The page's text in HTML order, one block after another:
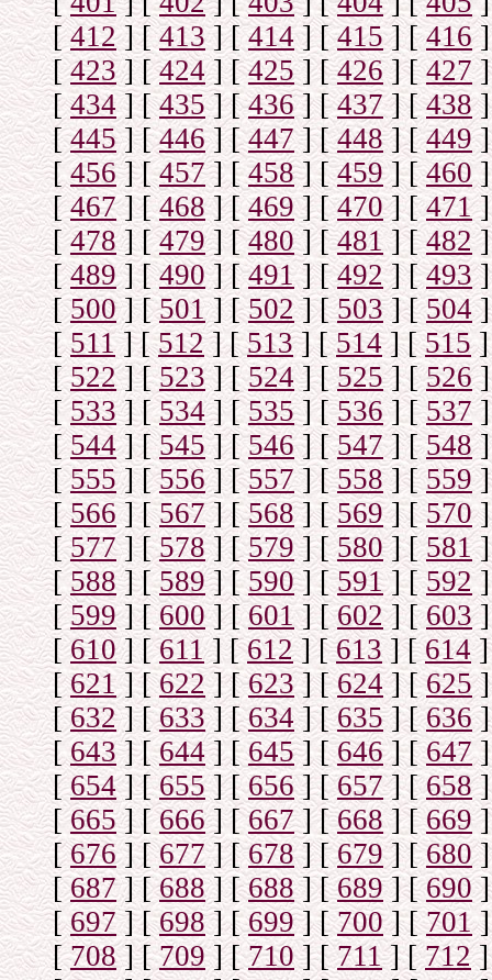
[412] [413] [414] [415] [416]
[423] [424] [425] [426] [427]
[434] [435] [436] [437] [438]
[445] [446] [447] [448] [449]
[ 456] [457] [458] [459] [460]
[467] [468] [469] [470] [471]
[478] [479] [480] [481] [482]
[489] [490] [491] [492] [493]
[500] [501] [502] [503] [504]
[511] [512] [513] [514] [515]
[522] [523] [524] [525] [526]
[533] [534] [535] [536] [ 537]
[544] [545] [546] [547] [548]
[555] [556] [557] [558] [559]
[566] [567] [568] [569] [570]
[577] [578] [579] [580] [581]
[588] [589] [590] [591] [592]
[599] [600] [ 601] [602] [603]
[610] [611] [612] [613] [614]
[621] [622] [623] [624] [625]
[632] [633] [634] [635] [636]
[643] [644] [645] [646] [647]
[654] [655] [656] [657] [658]
[665] [666] [667] [668] [669]
[676] [677] [678] [679] [680]
[687] [688] [688] [689] [690]
[697] [698] [699] [700] [701]
[708] [709] [710] [711] [712]